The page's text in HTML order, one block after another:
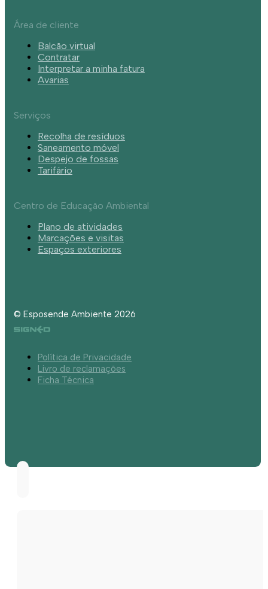
Área de cliente
Balcão virtual
Contratar
Interpretar a minha fatura
Avarias
Serviços
Recolha de resíduos
Saneamento móvel
Despejo de fossas
Tarifário
Centro de Educação Ambiental
Plano de atividades
Marcações e visitas
Espaços exteriores
© Esposende Ambiente 2026
Política de Privacidade
Livro de reclamações
Ficha Técnica